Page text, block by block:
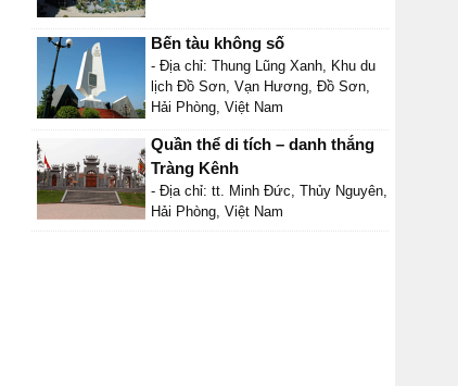
Bến tàu không số
- Địa chỉ: Thung Lũng Xanh, Khu du
lịch Đồ Sơn, Vạn Hương, Đồ Sơn,
Hải Phòng, Việt Nam
Quần thể di tích – danh thắng
Tràng Kênh
- Địa chỉ: tt. Minh Đức, Thủy Nguyên,
Hải Phòng, Việt Nam